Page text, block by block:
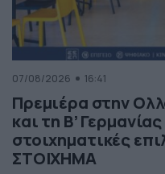
07/08/2026 16:41
Πρεμιέρα στην
και τη Β’
στοιχηματικές
ΣΤΟΙΧΗΜΑ